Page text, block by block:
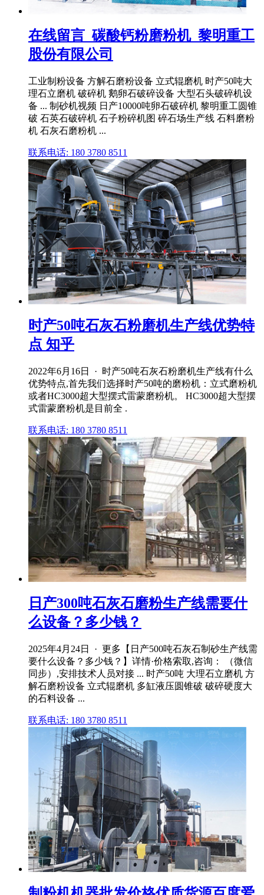
在线留言_碳酸钙粉磨粉机_黎明重工
股份有限公司
工业制粉设备 方解石磨粉设备 立式辊磨机 时产50吨大
理石立磨机 破碎机 鹅卵石破碎设备 大型石头破碎机设
备 ... 制砂机视频 日产10000吨卵石破碎机 黎明重工圆锥
破 石英石破碎机 石子粉碎机图 碎石场生产线 石料磨粉
机 石灰石磨粉机 ...
联系电话: 180 3780 8511
时产50吨石灰石粉磨机生产线优势特
点 知乎
2022年6月16日 · 时产50吨石灰石粉磨机生产线有什么
优势特点,首先我们选择时产50吨的磨粉机：立式磨粉机
或者HC3000超大型摆式雷蒙磨粉机。 HC3000超大型摆
式雷蒙磨粉机是目前全 .
联系电话: 180 3780 8511
日产300吨石灰石磨粉生产线需要什
么设备？多少钱？
2025年4月24日 · 更多【日产500吨石灰石制砂生产线需
要什么设备？多少钱？】详情·价格索取,咨询： （微信
同步）,安排技术人员对接 ... 时产50吨 大理石立磨机 方
解石磨粉设备 立式辊磨机 多缸液压圆锥破 破碎硬度大
的石料设备 ...
联系电话: 180 3780 8511